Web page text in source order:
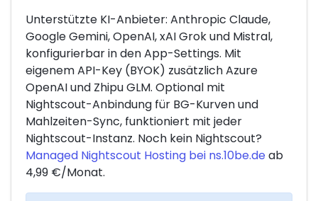
Unterstützte KI-Anbieter: Anthropic Claude,
Google Gemini, OpenAI, xAI Grok und Mistral,
konfigurierbar in den App-Settings. Mit
eigenem API-Key (BYOK) zusätzlich Azure
OpenAI und Zhipu GLM. Optional mit
Nightscout-Anbindung für BG-Kurven und
Mahlzeiten-Sync, funktioniert mit jeder
Nightscout-Instanz. Noch kein Nightscout?
Managed Nightscout Hosting bei ns.10be.de ab
4,99 €/Monat.